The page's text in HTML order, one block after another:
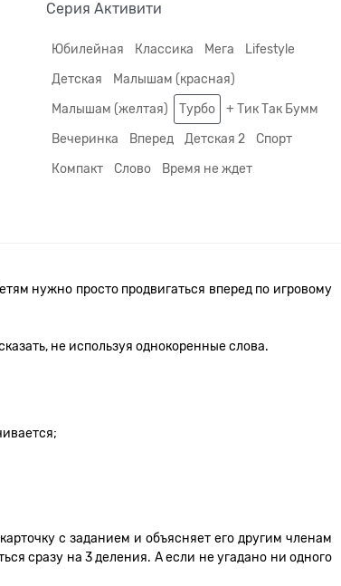
Серия Активити
Юбилейная Классика Мега Lifestyle
Детская Малышам (красная)
Малышам (желтая) Турбо + Тик Так Бумм
Вечеринка Вперед Детская 2 Спорт
Компакт Слово Время не ждет
нужно просто продвигаться вперед по игровому
не используя однокоренные слова.
с заданием и объясняет его другим членам
сразу на 3 деления. А если не угадано ни одного